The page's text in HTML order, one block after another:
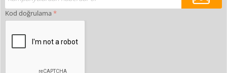
Kod doğrulama